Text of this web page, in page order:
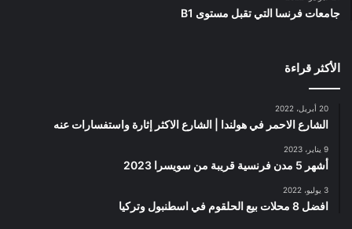
جامعات فرنسا التي تقبل مستوى B1
الأكثر قراءة
20 أبريل، 2022
الشارع الاحمر في هولندا | الشارع الاكثر إثارة واستفسارات عنه
9 يناير، 2023
أشهر 5 مدن فرنسية قريبة من سويسرا 2023
3 يوليو، 2022
افضل 8 محلات بيع الحلقوم في اسطنبول وتركيا